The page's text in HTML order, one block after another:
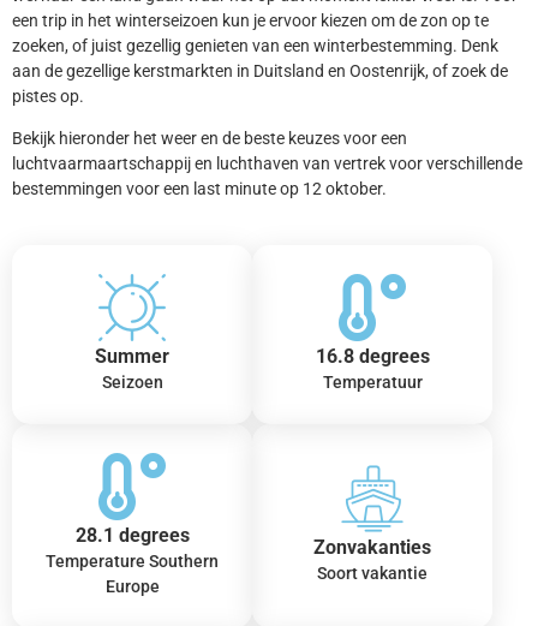
een trip in het winterseizoen kun je ervoor kiezen om de zon op te
zoeken, of juist gezellig genieten van een winterbestemming. Denk
aan de gezellige kerstmarkten in Duitsland en Oostenrijk, of zoek de
pistes op.
Bekijk hieronder het weer en de beste keuzes voor een
luchtvaarmaartschappij en luchthaven van vertrek voor verschillende
bestemmingen voor een last minute op 12 oktober.
Summer
Seizoen
16.8 degrees
Temperatuur
28.1 degrees
Temperature Southern
Europe
Zonvakanties
Soort vakantie